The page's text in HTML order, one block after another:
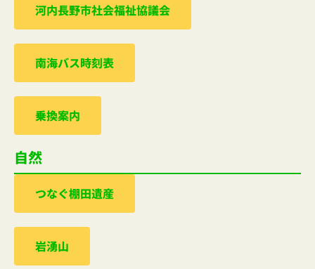
河内⻑野市社会福祉協議会
南海バス時刻表
乗換案内
自然
つなぐ棚田遺産
岩湧山